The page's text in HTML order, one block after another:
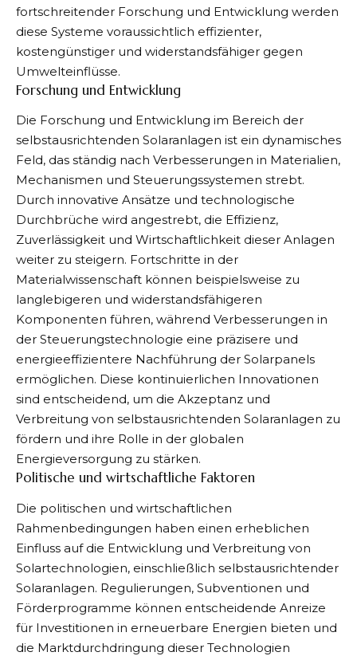
fortschreitender Forschung und Entwicklung werden
diese Systeme voraussichtlich effizienter,
kostengünstiger und widerstandsfähiger gegen
Umwelteinflüsse.
Forschung und Entwicklung
Die Forschung und Entwicklung im Bereich der
selbstausrichtenden Solaranlagen ist ein dynamisches
Feld, das ständig nach Verbesserungen in Materialien,
Mechanismen und Steuerungssystemen strebt.
Durch innovative Ansätze und technologische
Durchbrüche wird angestrebt, die Effizienz,
Zuverlässigkeit und Wirtschaftlichkeit dieser Anlagen
weiter zu steigern. Fortschritte in der
Materialwissenschaft können beispielsweise zu
langlebigeren und widerstandsfähigeren
Komponenten führen, während Verbesserungen in
der Steuerungstechnologie eine präzisere und
energieeffizientere Nachführung der Solarpanels
ermöglichen. Diese kontinuierlichen Innovationen
sind entscheidend, um die Akzeptanz und
Verbreitung von selbstausrichtenden Solaranlagen zu
fördern und ihre Rolle in der globalen
Energieversorgung zu stärken.
Politische und wirtschaftliche Faktoren
Die politischen und wirtschaftlichen
Rahmenbedingungen haben einen erheblichen
Einfluss auf die Entwicklung und Verbreitung von
Solartechnologien, einschließlich selbstausrichtender
Solaranlagen. Regulierungen, Subventionen und
Förderprogramme können entscheidende Anreize
für Investitionen in erneuerbare Energien bieten und
die Marktdurchdringung dieser Technologien